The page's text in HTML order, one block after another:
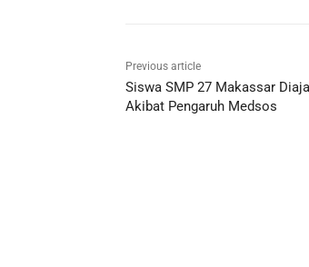
Previous article
Siswa SMP 27 Makassar
Akibat Pengaruh Medsos